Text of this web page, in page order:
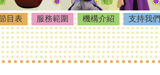
目表 服務範圍 機構介紹 支持我們